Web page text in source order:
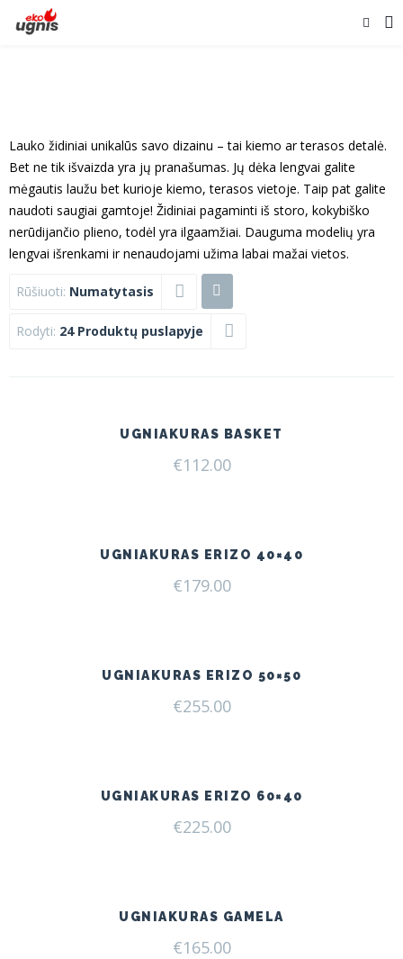
Lauko židiniai unikalūs savo dizainu – tai kiemo ar terasos detalė.
Bet ne tik išvaizda yra jų pranašumas. Jų dėka lengvai galite
mėgautis laužu bet kurioje kiemo, terasos vietoje. Taip pat galite
naudoti saugiai gamtoje! Židiniai pagaminti iš storo, kokybiško
nerūdijančio plieno, todėl yra ilgaamžiai. Dauguma modelių yra
lengvai išrenkami ir nenaudojami užima labai mažai vietos.
Rūšiuoti: Numatytasis
Rodyti: 24 Produktų puslapyje
UGNIAKURAS BASKET
€112.00
UGNIAKURAS ERIZO 40×40
€179.00
UGNIAKURAS ERIZO 50×50
€255.00
UGNIAKURAS ERIZO 60×40
€225.00
UGNIAKURAS GAMELA
€165.00